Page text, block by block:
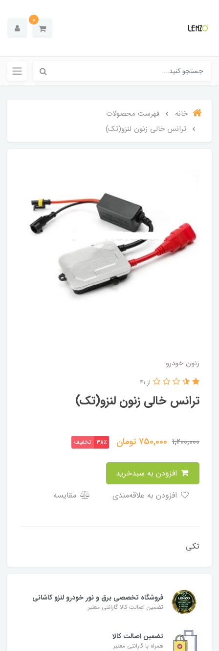
0
خانه
فهرست محصولات
ترانس خالی زنون لنزو(تک)
زنون خودرو
ترانس خالی زنون لنزو(تک)
از 41
1,200,000
750,000تومان 38٪ تخفیف
مقایسه
تکی
فروشگاه تخصصی برق و نور خودرو لنزو کاشانی
تضمین اصالت کالا گارانتی معتبر
تضمین اصالت کالا
همراه با گارانتی معتبر